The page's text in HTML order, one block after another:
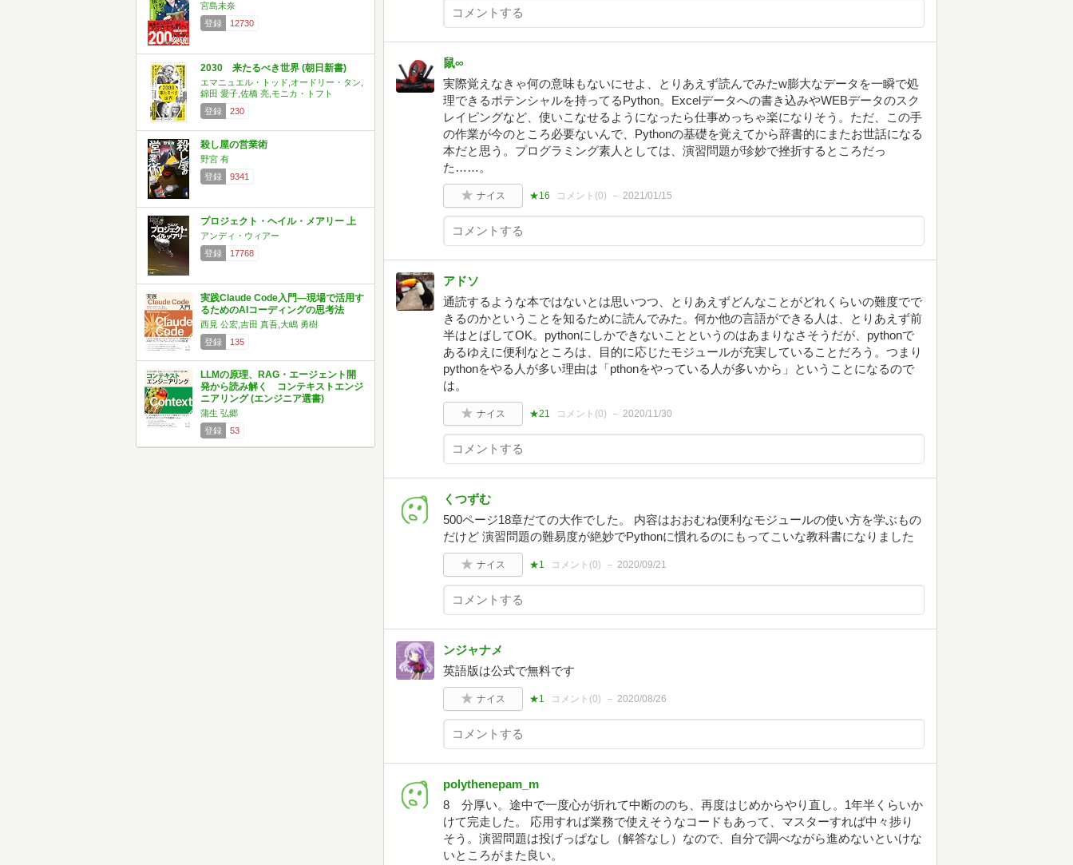
宮島未奈
登録
12730
2030 来たるべき世界 (朝日新書)
エマニュエル・トッド,オードリー・タン,
錦田 愛子,佐橋 亮,モニカ・トフト
登録
230
殺し屋の営業術
野宮 有
登録
9341
プロジェクト・ヘイル・メアリー 上
アンディ・ウィアー
登録
17768
実践Claude Code入門―現場で活用す
るためのAIコーディングの思考法
西見 公宏,吉田 真吾,大嶋 勇樹
登録
135
LLMの原理、RAG・エージェント開
発から読み解く コンテキストエンジ
ニアリング (エンジニア選書)
蒲生 弘郷
登録
53
鼠∞
実際覚えなきゃ何の意味もないにせよ、とりあえず読んでみたw膨大なデータを一瞬で処
理できるポテンシャルを持ってるPython。Excelデータへの書き込みやWEBデータのスク
レイピングなど、使いこなせるようになったら仕事めっちゃ楽になりそう。ただ、この手
の作業が今のところ必要ないんで、Pythonの基礎を覚えてから辞書的にまたお世話になる
本だと思う。プログラミング素人としては、演習問題が珍妙で挫折するところだっ
た……。
ナイス ★16 コメント(0) 2021/01/15
アドソ
通読するような本ではないとは思いつつ、とりあえずどんなことがどれくらいの難度でで
きるのかということを知るために読んでみた。何か他の言語ができる人は、とりあえず前
半はとばしてOK。pythonにしかできないことというのはあまりなさそうだが、pythonで
あるゆえに便利なところは、目的に応じたモジュールが充実していることだろう。つまり
pythonをやる人が多い理由は「pthonをやっている人が多いから」ということになるので
は。
ナイス ★21 コメント(0) 2020/11/30
くつずむ
500ページ18章だての大作でした。 内容はおおむね便利なモジュールの使い方を学ぶもの
だけど 演習問題の難易度が絶妙でPythonに慣れるのにもってこいな教科書になりました
ナイス ★1 コメント(0) 2020/09/21
ンジャナメ
英語版は公式で無料です
ナイス ★1 コメント(0) 2020/08/26
polythenepam_m
8 分厚い。途中で一度心が折れて中断ののち、再度はじめからやり直し。1年半くらいか
けて完走した。 応用すれば業務で使えそうなコードもあって、マスターすれば中々捗り
そう。演習問題は投げっぱなし（解答なし）なので、自分で調べながら進めないといけな
いところがまた良い。